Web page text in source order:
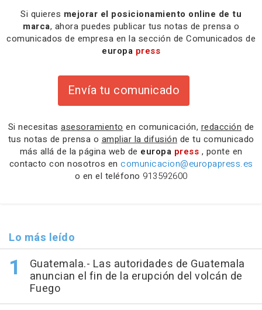
Si quieres mejorar el posicionamiento online de tu
marca, ahora puedes publicar tus notas de prensa o
comunicados de empresa en la sección de Comunicados de
europa press
Envía tu comunicado
Si necesitas asesoramiento en comunicación, redacción de
tus notas de prensa o ampliar la difusión de tu comunicado
más allá de la página web de europa press , ponte en
contacto con nosotros en comunicacion@europapress.es
o en el teléfono 913592600
Lo más leído
Guatemala.- Las autoridades de Guatemala
anuncian el fin de la erupción del volcán de
Fuego